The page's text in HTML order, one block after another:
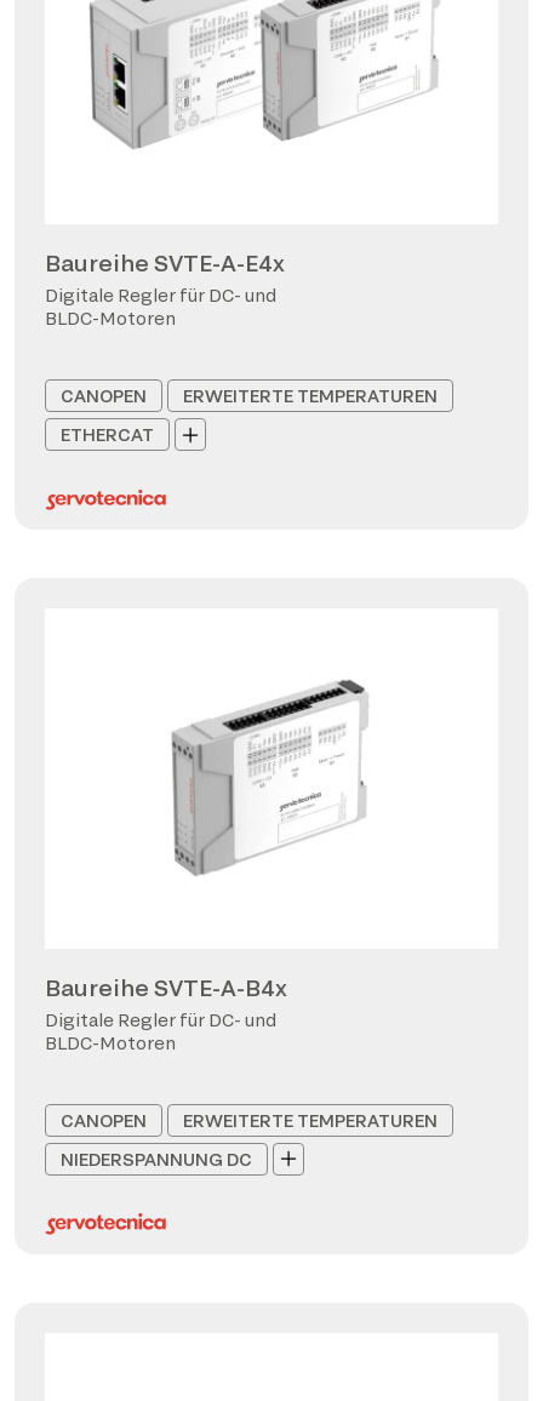
Baureihe SVTE-A-E4x
Digitale Regler für DC- und
BLDC-Motoren
CANOPEN
ERWEITERTE TEMPERATUREN
ETHERCAT
Baureihe SVTE-A-B4x
Digitale Regler für DC- und
BLDC-Motoren
CANOPEN
ERWEITERTE TEMPERATUREN
NIEDERSPANNUNG DC